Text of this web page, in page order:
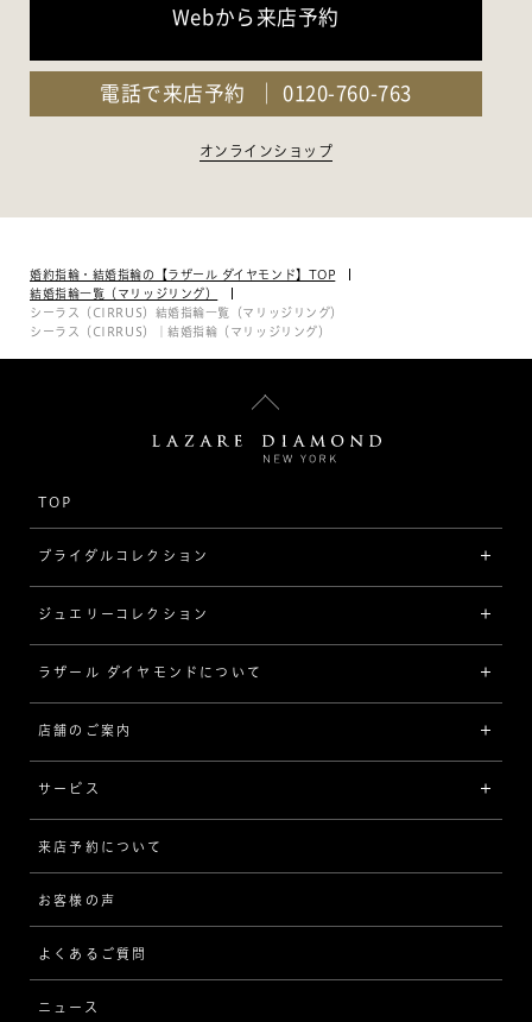
Webから来店予約
電話で来店予約 0120-760-763
オンラインショップ
婚約指輪・結婚指輪の【ラザール ダイヤモンド】TOP
結婚指輪一覧（マリッジリング）
シーラス（CIRRUS）結婚指輪一覧（マリッジリング）
シーラス（CIRRUS）｜結婚指輪（マリッジリング）
TOP
ブライダルコレクション
婚約指輪（エンゲージリング）
[素材から選ぶ]
プラチナ
イエローゴールド
コンビネーション
[フォルムから選ぶ]
ストレート
ウェーブ
ジュエリーコレクション
ジュエリーコレクショントップ
ジュエリー一覧
リング
ネックレス/ペンダント
ピアス/イヤリング
ブレスレット
ラザール ダイヤモンドについて
ラザール ダイヤモンドについて
品質
歴史
企業の取り組み
店舗のご案内
サービス
サービスについて
アフターサービス
MESSAGE IN DIAMOND
品質保証
来店予約について
お客様の声
よくあるご質問
ニュース